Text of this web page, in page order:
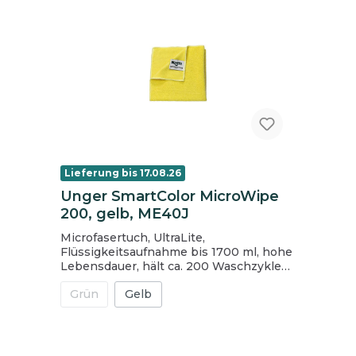
Lieferung bis 17.08.26
Unger SmartColor MicroWipe
200, gelb, ME40J
Microfasertuch, UltraLite,
Flüssigkeitsaufnahme bis 1700 ml, hohe
Lebensdauer, hält ca. 200 Waschzyklen,
geeignet für stärkste Ansprüche auch
industrieller Verschmutzungen, nimmt
Trockenstaub, gebundenen Staub, Öl
Grün Gelb